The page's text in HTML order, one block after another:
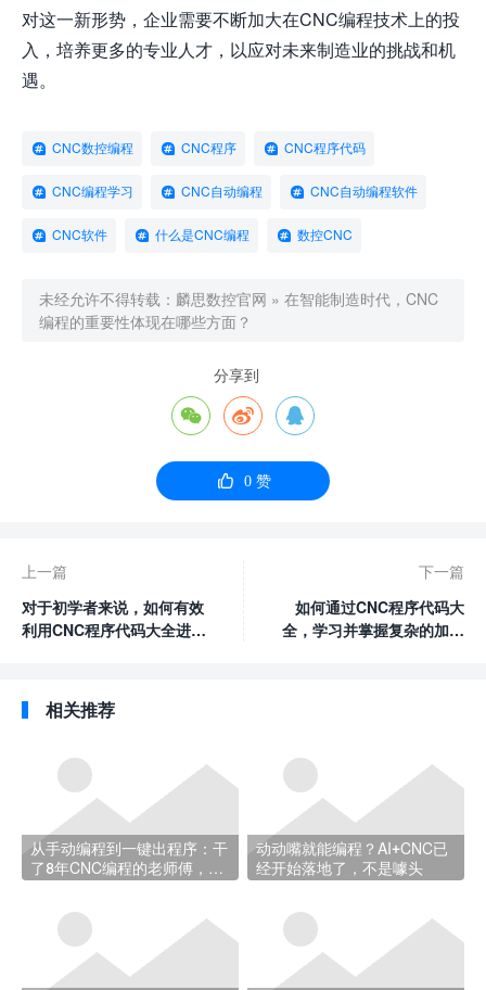
对这一新形势，企业需要不断加大在CNC编程技术上的投
入，培养更多的专业人才，以应对未来制造业的挑战和机
遇。
CNC数控编程 CNC程序 CNC程序代码
CNC编程学习 CNC自动编程 CNC自动编程软件
CNC软件 什么是CNC编程 数控CNC
未经允许不得转载： 麟思数控官网 » 在智能制造时代，CNC
编程的重要性体现在哪些方面？
分享到
  
 0赞
上一篇
对于初学者来说，如何有效
利用CNC程序代码大全进行
下一篇
如何通过CNC程序代码大
全，学习并掌握复杂的加工
相关推荐
从手动编程到一键出程序：干
了8年CNC编程的老师傅，经
动动嘴就能编程？AI+CNC已
经开始落地了，不是噱头